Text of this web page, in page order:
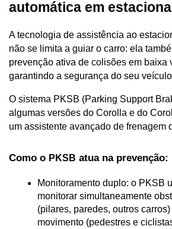
automática em
A tecnologia de assistência ao
não se limita a guiar o carro: ela
prevenção ativa de colisões em baixa
garantindo a segurança do seu
O sistema PKSB (Parking Support
algumas versões do Corolla e do
um assistente avançado de frenagem
Como o PKSB atua na prevenção:
Monitoramento duplo: o PKSB
monitorar simultaneamente
(pilares, paredes, outros
movimento (pedestres e